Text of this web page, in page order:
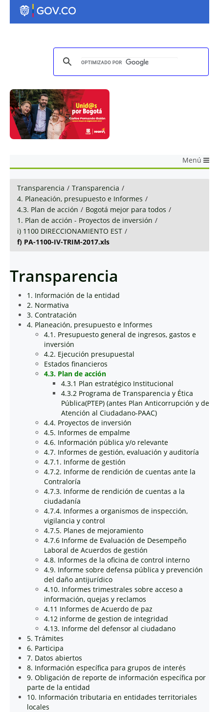
Menú
Transparencia / Transparencia /
4. Planeación, presupuesto e Informes /
4.3. Plan de acción / Bogotá mejor para todos /
1. Plan de acción - Proyectos de inversión /
i) 1100 DIRECCIONAMIENTO EST /
f) PA-1100-IV-TRIM-2017.xls
Transparencia
1. Información de la entidad
2. Normativa
3. Contratación
4. Planeación, presupuesto e Informes
4.1. Presupuesto general de ingresos, gastos e
inversión
4.2. Ejecución presupuestal
Estados financieros
4.3. Plan de acción
4.3.1 Plan estratégico Institucional
4.3.2 Programa de Transparencia y Ética
Pública(PTEP) (antes Plan Anticorrupción y de
Atención al Ciudadano-PAAC)
4.4. Proyectos de inversión
4.5. Informes de empalme
4.6. Información pública y/o relevante
4.7. Informes de gestión, evaluación y auditoría
4.7.1. Informe de gestión
4.7.2. Informe de rendición de cuentas ante la
Contraloría
4.7.3. Informe de rendición de cuentas a la
ciudadanía
4.7.4. Informes a organismos de inspección,
vigilancia y control
4.7.5. Planes de mejoramiento
4.7.6 Informe de Evaluación de Desempeño
Laboral de Acuerdos de gestión
4.8. Informes de la oficina de control interno
4.9. Informe sobre defensa pública y prevención
del daño antijurídico
4.10. Informes trimestrales sobre acceso a
información, quejas y reclamos
4.11 Informes de Acuerdo de paz
4.12 informe de gestion de integridad
4.13. Informe del defensor al ciudadano
5. Trámites
6. Participa
7. Datos abiertos
8. Información específica para grupos de interés
9. Obligación de reporte de información específica por
parte de la entidad
10. Información tributaria en entidades territoriales
locales